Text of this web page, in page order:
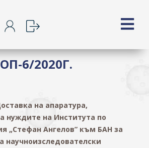
ОП-6/2020Г.
на апаратура,
нуждите на Института по
„Стефан Ангелов” към БАН за
научноизследователски